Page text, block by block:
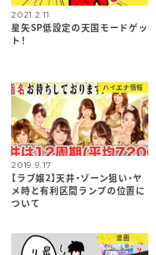
2021.2.11
星矢SP低設定の天国モードゲッ
ト！
ハイエナ情報
2019.9.17
【ラブ嬢2】天井・ゾーン狙い・ヤ
メ時と有利区間ランプの位置に
ついて
漫画